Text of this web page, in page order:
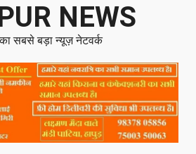
NEWS
सबसे बड़ा न्यूज़ नेटवर्क